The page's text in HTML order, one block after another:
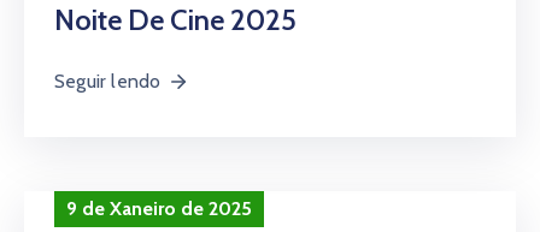
Noite De Cine 2025
Seguir lendo
9 de Xaneiro de 2025